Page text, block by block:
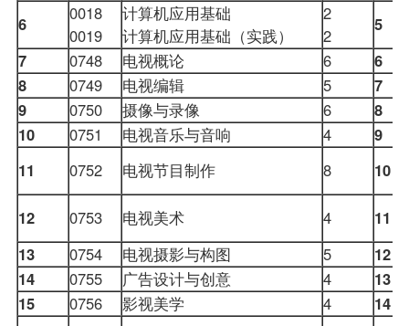
6
0018
0019
计算机应用基础
计算机应用基础（实践）
2
2
5
7
0748 电视概论 6
6
8
0749 电视编辑 5
7
9
0750 摄像与录像 6
8
10
0751 电视音乐与音响 4
9
11
0752 电视节目制作 8 10
12 0753 电视美术 4
11
13
0754 电视摄影与构图 5
12
14
0755 广告设计与创意 4
13
15
0756 影视美学 4
14